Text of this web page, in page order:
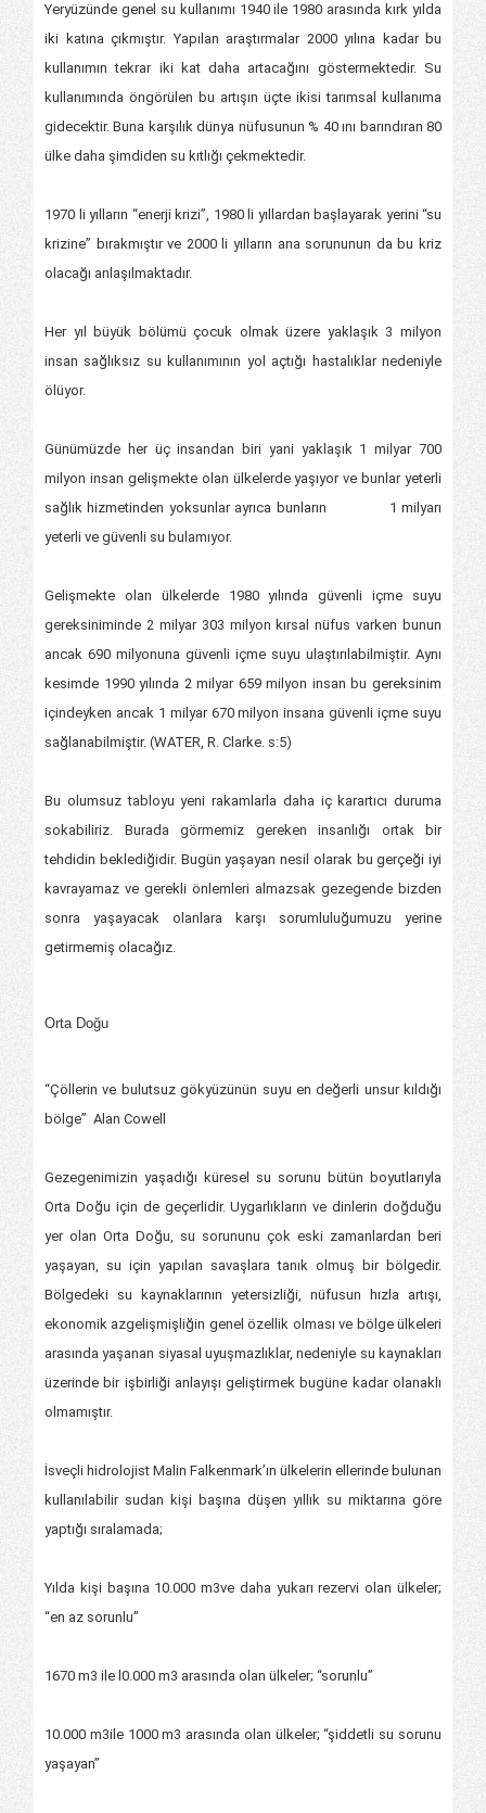
Yeryüzünde genel su kullanımı 1940 ile 1980 arasında kırk yılda
iki katına çıkmıştır. Yapılan araştırmalar 2000 yılına kadar bu
kullanımın tekrar iki kat daha artacağını göstermektedir. Su
kullanımında öngörülen bu artışın üçte ikisi tarımsal kullanıma
gidecektir. Buna karşılık dünya nüfusunun % 40 ını barındıran 80
ülke daha şimdiden su kıtlığı çekmektedir.
1970 li yılların “enerji krizi”, 1980 li yıllardan başlayarak yerini “su
krizine” bırakmıştır ve 2000 li yılların ana sorununun da bu kriz
olacağı anlaşılmaktadır.
Her yıl büyük bölümü çocuk olmak üzere yaklaşık 3 milyon
insan sağlıksız su kullanımının yol açtığı hastalıklar nedeniyle
ölüyor.
Günümüzde her üç insandan biri yani yaklaşık 1 milyar 700
milyon insan gelişmekte olan ülkelerde yaşıyor ve bunlar yeterli
sağlık hizmetinden yoksunlar ayrıca bunların 1 milyarı
yeterli ve güvenli su bulamıyor.
Gelişmekte olan ülkelerde 1980 yılında güvenli içme suyu
gereksiniminde 2 milyar 303 milyon kırsal nüfus varken bunun
ancak 690 milyonuna güvenli içme suyu ulaştırılabilmiştir. Aynı
kesimde 1990 yılında 2 milyar 659 milyon insan bu gereksinim
içindeyken ancak 1 milyar 670 milyon insana güvenli içme suyu
sağlanabilmiştir. (WATER, R. Clarke. s:5)
Bu olumsuz tabloyu yeni rakamlarla daha iç karartıcı duruma
sokabiliriz. Burada görmemiz gereken insanlığı ortak bir
tehdidin beklediğidir. Bugün yaşayan nesil olarak bu gerçeği iyi
kavrayamaz ve gerekli önlemleri almazsak gezegende bizden
sonra yaşayacak olanlara karşı sorumluluğumuzu yerine
getirmemiş olacağız.
Orta Doğu
“Çöllerin ve bulutsuz gökyüzünün suyu en değerli unsur kıldığı
bölge” Alan Cowell
Gezegenimizin yaşadığı küresel su sorunu bütün boyutlarıyla
Orta Doğu için de geçerlidir. Uygarlıkların ve dinlerin doğduğu
yer olan Orta Doğu, su sorununu çok eski zamanlardan beri
yaşayan, su için yapılan savaşlara tanık olmuş bir bölgedir.
Bölgedeki su kaynaklarının yetersizliği, nüfusun hızla artışı,
ekonomik azgelişmişliğin genel özellik olması ve bölge ülkeleri
arasında yaşanan siyasal uyuşmazlıklar, nedeniyle su kaynakları
üzerinde bir işbirliği anlayışı geliştirmek bugüne kadar olanaklı
olmamıştır.
İsveçli hidrolojist Malin Falkenmark’ın ülkelerin ellerinde bulunan
kullanılabilir sudan kişi başına düşen yıllık su miktarına göre
yaptığı sıralamada;
Yılda kişi başına 10.000 m3ve daha yukarı rezervi olan ülkeler;
“en az sorunlu”
1670 m3 ile l0.000 m3 arasında olan ülkeler; “sorunlu”
10.000 m3ile 1000 m3 arasında olan ülkeler; “şiddetli su sorunu
yaşayan”